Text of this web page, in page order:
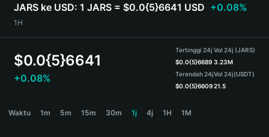
Bahasa Indonesia
ภาษาไทย
हिन्दी
Español
Português (Brasil)
JARS ke USD: 1 JARS = $0.0{5}6641 USD +0.08%
1H
$0.0{5}6641
+0.08%
Tertinggi 24j
$0.0{5}6689
Terendah 24j
$0.0{5}6609
Vol 24j (JARS)
3.23M
Vol 24j(USDT)
21.5
Waktu 1m 5m 15m 30m 1j 4j 1H 1M